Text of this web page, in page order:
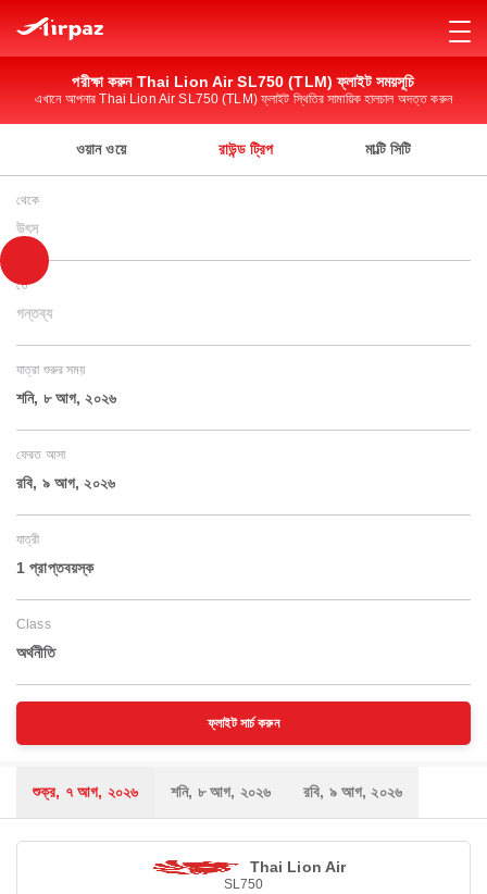
পরীক্ষা করুন Thai Lion Air SL750 (TLM) ফ্লাইট সময়সূচি
এখানে আপনার Thai Lion Air SL750 (TLM) ফ্লাইট স্থিতির সামায়িক হালচাল অদত্ত করুন
ওয়ান ওয়ে রাউন্ড ট্রিপ মাল্টি সিটি
থেকে
উৎস
তে
গন্তব্য
যাত্রা শুরুর সময়
শনি, ৮ আগ, ২০২৬
ফেরত আসা
রবি, ৯ আগ, ২০২৬
যাত্রী
1 প্রাপ্তবয়স্ক
Class
অর্থনীতি
ফ্লাইট সার্চ করুন
শুক্র, ৭ আগ, ২০২৬ শনি, ৮ আগ, ২০২৬ রবি, ৯ আগ, ২০২৬
Thai Lion Air
SL750